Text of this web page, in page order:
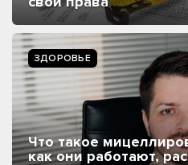
ЗДОРОВЬЕ
Что такое
как они работают,